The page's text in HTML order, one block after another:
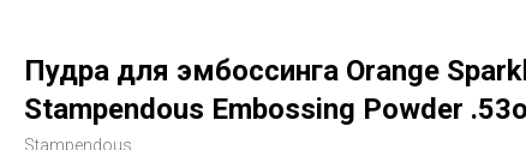
Пудра для эмбоссинга Orange
Stampendous Embossing Powder
Stampendous